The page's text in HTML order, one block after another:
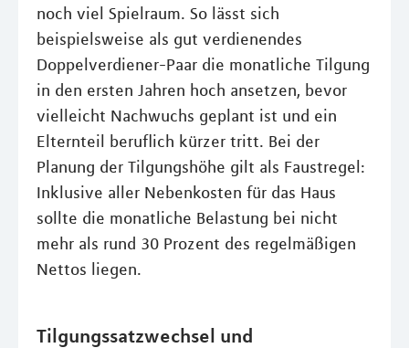
noch viel Spielraum. So lässt sich
beispielsweise als gut verdienendes
Doppelverdiener-Paar die monatliche Tilgung
in den ersten Jahren hoch ansetzen, bevor
vielleicht Nachwuchs geplant ist und ein
Elternteil beruflich kürzer tritt. Bei der
Planung der Tilgungshöhe gilt als Faustregel:
Inklusive aller Nebenkosten für das Haus
sollte die monatliche Belastung bei nicht
mehr als rund 30 Prozent des regelmäßigen
Nettos liegen.
Tilgungssatzwechsel und